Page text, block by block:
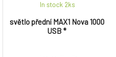
světlo přední MAX1 Nova 1000
USB *
In stock 2ks